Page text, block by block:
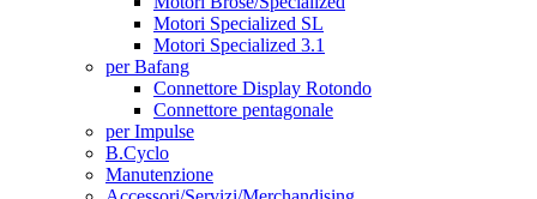
Motori Specialized SL
Motori Specialized 3.1
per Bafang
Connettore Display Rotondo
Connettore pentagonale
per Impulse
B.Cyclo
Manutenzione